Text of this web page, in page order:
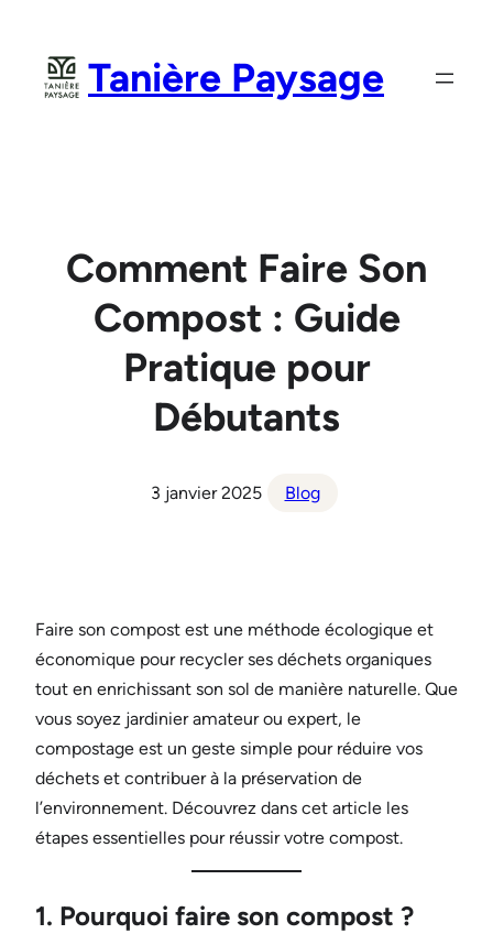
contenu
Tanière Paysage
Comment Faire Son
Compost : Guide
Pratique pour
Débutants
3 janvier 2025 Blog
Faire son compost est une méthode écologique et
économique pour recycler ses déchets organiques
tout en enrichissant son sol de manière naturelle. Que
vous soyez jardinier amateur ou expert, le
compostage est un geste simple pour réduire vos
déchets et contribuer à la préservation de
l’environnement. Découvrez dans cet article les
étapes essentielles pour réussir votre compost.
1. Pourquoi faire son compost ?